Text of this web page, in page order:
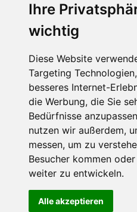
Ihre
wichtig
Diese Website
Targeting
besseres Internet-
die Werbung, die Sie
Bedürfnisse
nutzen wir außerdem,
messen, um zu
Besucher kommen
weiter zu entwickeln.
Alle akzeptieren
Hier finden Sie uns auch
Abonnieren Sie
Email*